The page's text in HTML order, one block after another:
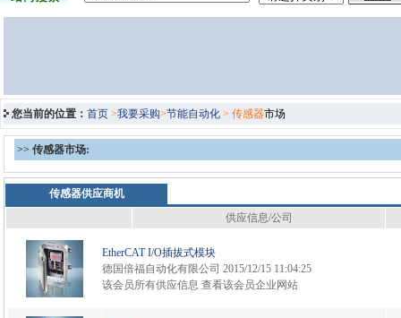
您当前的位置： 首页 >我要采购>节能自动化 > 传感器市场
>> 传感器市场:
传感器供应商机
供应信息/公司
EtherCAT I/O插拔式模块
德国倍福自动化有限公司 2015/12/15 11:04:25
该会员所有供应信息 查看该会员企业网站